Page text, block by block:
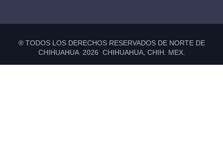
® TODOS LOS DERECHOS RESERVADOS DE NORTE DE
CHIHUAHUA 2026 CHIHUAHUA, CHIH. MEX.